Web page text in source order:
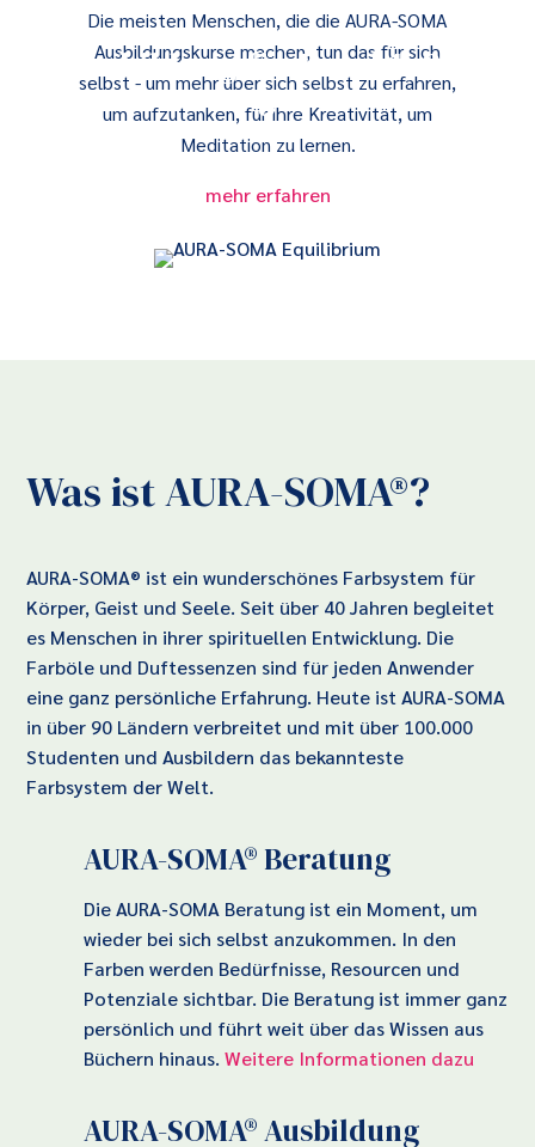
Ausbildung für Level 1, 2 &
3
Die meisten Menschen, die die AURA-SOMA
Ausbildungskurse machen, tun das für sich
selbst - um mehr über sich selbst zu erfahren,
um aufzutanken, für ihre Kreativität, um
Meditation zu lernen.
mehr erfahren
Was ist AURA-SOMA®?
AURA-SOMA® ist ein wunderschönes Farbsystem für
Körper, Geist und Seele. Seit über 40 Jahren begleitet
es Menschen in ihrer spirituellen Entwicklung. Die
Farböle und Duftessenzen sind für jeden Anwender
eine ganz persönliche Erfahrung. Heute ist AURA-SOMA
in über 90 Ländern verbreitet und mit über 100.000
Studenten und Ausbildern das bekannteste
Farbsystem der Welt.
AURA-SOMA® Beratung
Die AURA-SOMA Beratung ist ein Moment, um
wieder bei sich selbst anzukommen. In den
Farben werden Bedürfnisse, Resourcen und
Potenziale sichtbar. Die Beratung ist immer ganz
persönlich und führt weit über das Wissen aus
Büchern hinaus. Weitere Informationen dazu
AURA-SOMA® Ausbildung